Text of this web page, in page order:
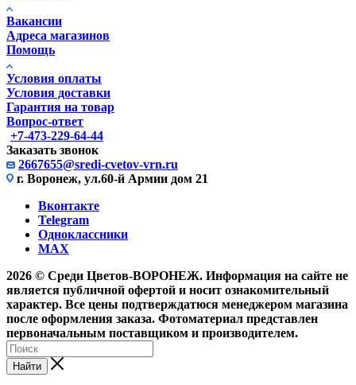
Вакансии
Адреса магазинов
Помощь
Условия оплаты
Условия доставки
Гарантия на товар
Вопрос-ответ
+7-473-229-64-44
Заказать звонок
2667655@sredi-cvetov-vrn.ru
г. Воронеж, ул.60-й Армии дом 21
Вконтакте
Telegram
Одноклассники
MAX
2026 © Среди Цветов-ВОРОНЕЖ. Информация на сайте не
является публичной офертой и носит ознакомительный
характер. Все цены подтверждатюся менеджером магазина
после оформления заказа. Фотоматериал представлен
первоначальным поставщиком и производителем.
Найти